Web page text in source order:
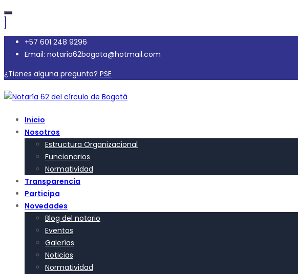
+57 601 248 9296
Email: notaria62bogota@hotmail.com
¿Tienes alguna pregunta? PSE
Inicio
Nosotros
Estructura Organizacional
Funcionarios
Normatividad
Transparencia
Participa
Novedades
Blog del notario
Eventos
Galerías
Noticias
Normatividad